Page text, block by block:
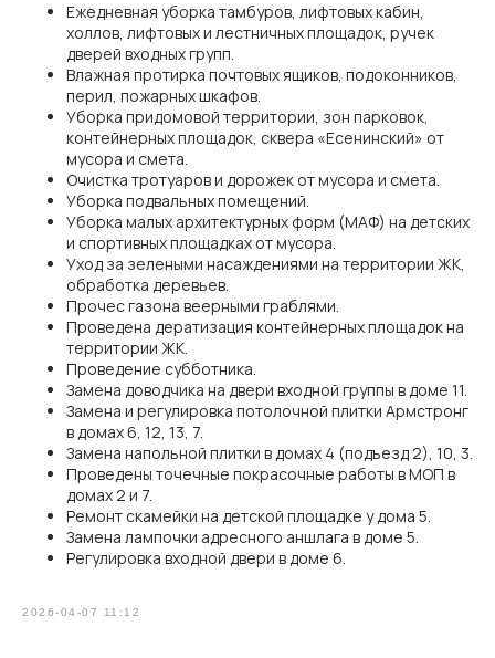
Ежедневная уборка тамбуров, лифтовых кабин,
холлов, лифтовых и лестничных площадок, ручек
дверей входных групп.
Влажная протирка почтовых ящиков, подоконников,
перил, пожарных шкафов.
Уборка придомовой территории, зон парковок,
контейнерных площадок, сквера «Есенинский» от
мусора и смета.
Очистка тротуаров и дорожек от мусора и смета.
Уборка подвальных помещений.
Уборка малых архитектурных форм (МАФ) на детских
и спортивных площадках от мусора.
Уход за зелеными насаждениями на территории ЖК,
обработка деревьев.
Прочес газона веерными граблями.
Проведена дератизация контейнерных площадок на
территории ЖК.
Проведение субботника.
Замена доводчика на двери входной группы в доме 11.
Замена и регулировка потолочной плитки Армстронг
в домах 6, 12, 13, 7.
Замена напольной плитки в домах 4 (подъезд 2), 10, 3.
Проведены точечные покрасочные работы в МОП в
домах 2 и 7.
Ремонт скамейки на детской площадке у дома 5.
Замена лампочки адресного аншлага в доме 5.
Регулировка входной двери в доме 6.
2026-04-07 11:12